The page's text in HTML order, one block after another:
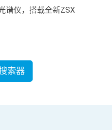
谱仪，搭载全新ZSX
索器